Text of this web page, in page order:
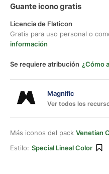
Guante icono gratis
Licencia de Flaticon
Gratis para uso personal o
información
Se requiere atribución ¿Cómo
Magnific
Ver todos los
Más iconos del pack Venetian
Estilo: Special Lineal Color